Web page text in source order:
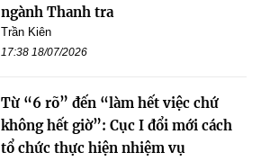
ngành Thanh tra
Trần Kiên
17:38 18/07/2026
Từ “6 rõ” đến “làm hết việc chứ
không hết giờ”: Cục I đổi mới cách
tổ chức thực hiện nhiệm vụ